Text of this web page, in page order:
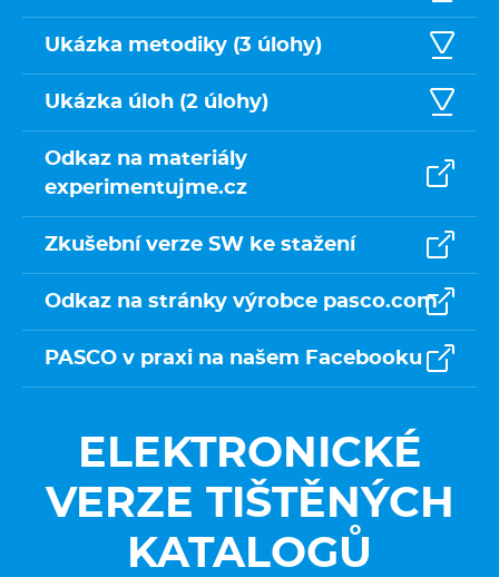
Ukázka metodiky (3 úlohy)
Ukázka úloh (2 úlohy)
Odkaz na materiály
experimentujme.cz
Zkušební verze SW ke stažení
Odkaz na stránky výrobce pasco.com
PASCO v praxi na našem Facebooku
ELEKTRONICKÉ
VERZE TIŠTĚNÝCH
KATALOGŮ